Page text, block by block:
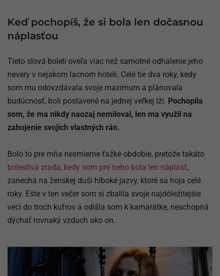
Keď pochopíš, že si bola len dočasnou
náplasťou
Tieto slová boleli oveľa viac než samotné odhalenie jeho
nevery v nejakom lacnom hoteli. Celé tie dva roky, kedy
som mu odovzdávala svoje maximum a plánovala
budúcnosť, boli postavené na jednej veľkej lži. Pochopila
som, že ma nikdy naozaj nemiloval, len ma využil na
zahojenie svojich vlastných rán.
Bolo to pre mňa nesmierne ťažké obdobie, pretože takáto
bolestivá zrada, kedy som pre neho bola len náplasť,
zanechá na ženskej duši hlboké jazvy, ktoré sa hoja celé
roky. Ešte v ten večer som si zbalila svoje najdôležitejšie
veci do troch kufrov a odišla som k kamarátke, neschopná
dýchať rovnaký vzduch ako on.